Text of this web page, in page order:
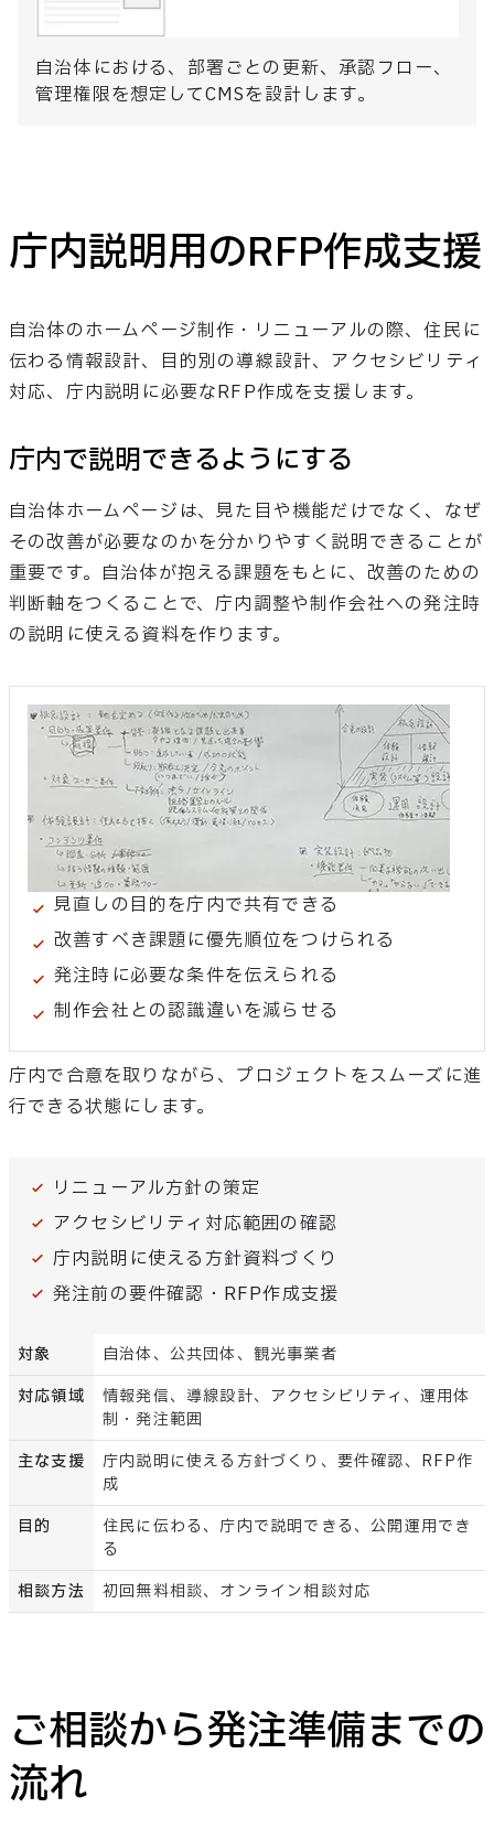
自治体における、部署ごとの更新、承認フロー、
管理権限を想定してCMSを設計します。
庁内説明用のRFP作成支援
自治体のホームページ制作・リニューアルの際、住民に
伝わる情報設計、目的別の導線設計、アクセシビリティ
対応、庁内説明に必要なRFP作成を支援します。
庁内で説明できるようにする
自治体ホームページは、見た目や機能だけでなく、なぜ
その改善が必要なのかを分かりやすく説明できることが
重要です。自治体が抱える課題をもとに、改善のための
判断軸をつくることで、庁内調整や制作会社への発注時
の説明に使える資料を作ります。
見直しの目的を庁内で共有できる
改善すべき課題に優先順位をつけられる
発注時に必要な条件を伝えられる
制作会社との認識違いを減らせる
庁内で合意を取りながら、プロジェクトをスムーズに進
行できる状態にします。
リニューアル方針の策定
アクセシビリティ対応範囲の確認
庁内説明に使える方針資料づくり
発注前の要件確認・RFP作成支援
対象
自治体、公共団体、観光事業者
対応領域
情報発信、導線設計、アクセシビリティ、運用体
制・発注範囲
主な支援
庁内説明に使える方針づくり、要件確認、RFP作
成
目的
住民に伝わる、庁内で説明できる、公開運用でき
る
相談方法
初回無料相談、オンライン相談対応
ご相談から発注準備までの
流れ